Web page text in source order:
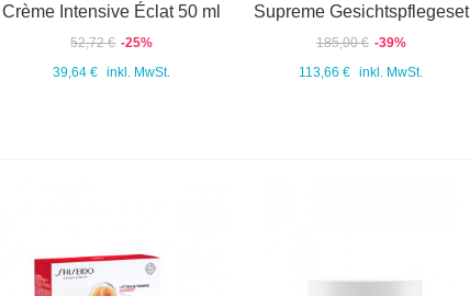
Crème Intensive Éclat 50 ml
52,72 € -25%
39,64 €
inkl. MwSt.
Supreme Gesichtspflegeset
185,00 € -39%
113,66 € inkl. MwSt.